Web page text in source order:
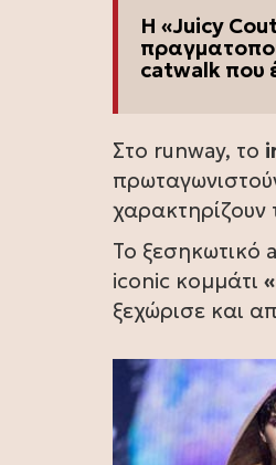
Η «Juicy
catwalk που
Στο runway, το
χαρακτηρίζουν
Το ξεσηκωτικό
iconic κομμάτι
ξεχώρισε και